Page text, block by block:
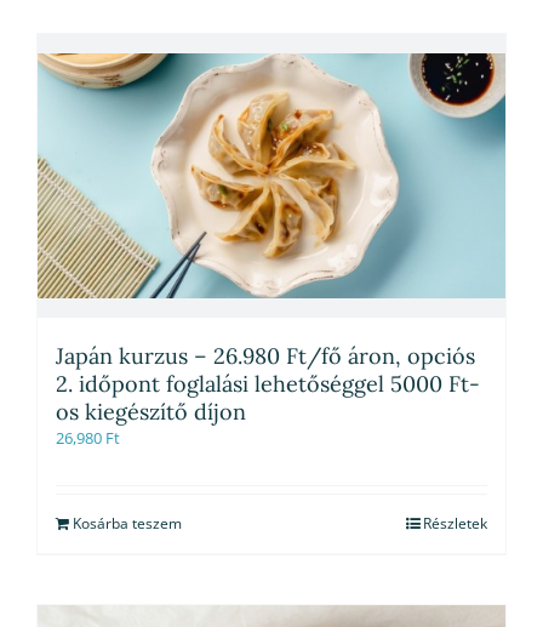
Japán kurzus – 26.980 Ft/fő áron, opciós
2. időpont foglalási lehetőséggel 5000 Ft-
os kiegészítő díjon
26,980 Ft
Kosárba teszem Részletek